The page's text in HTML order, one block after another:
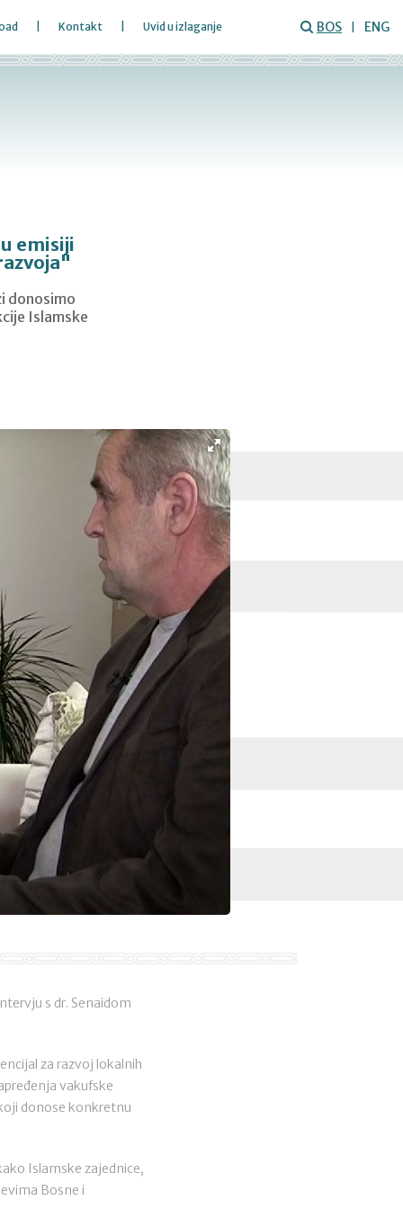
Kontakt Uvid u izlaganje BOS ENG
emisiji
donosimo
Islamske
s dr. Senaidom
za razvoj lokalnih
vakufske
donose konkretnu
Islamske zajednice,
Bosne i